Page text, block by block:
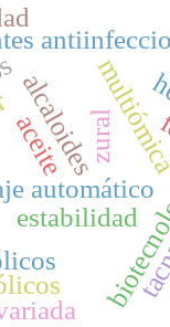
automático
alcaloideszural
aceite
estabilidad